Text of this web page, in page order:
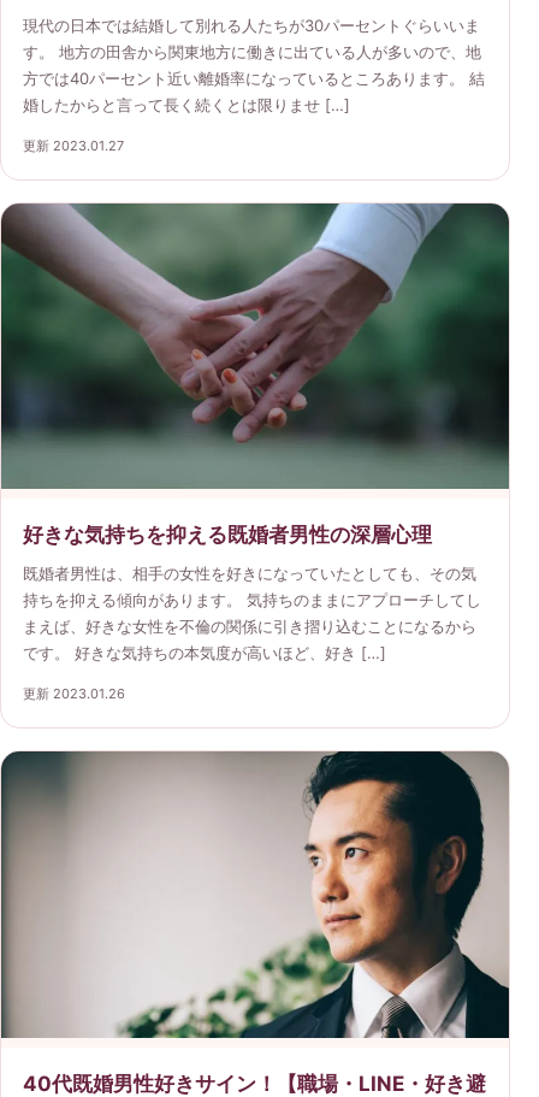
現代の日本では結婚して別れる人たちが30パーセントぐらいいま
す。 地方の田舎から関東地方に働きに出ている人が多いので、地
方では40パーセント近い離婚率になっているところあります。 結
婚したからと言って長く続くとは限りませ […]
更新 2023.01.27
好きな気持ちを抑える既婚者男性の深層心理
既婚者男性は、相手の女性を好きになっていたとしても、その気
持ちを抑える傾向があります。 気持ちのままにアプローチしてし
まえば、好きな女性を不倫の関係に引き摺り込むことになるから
です。 好きな気持ちの本気度が高いほど、好き […]
更新 2023.01.26
40代既婚男性好きサイン！【職場・LINE・好き避